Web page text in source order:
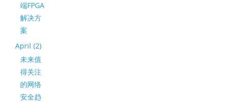
端FPGA
解决方
案
April (2)
未来值
得关注
的网络
安全趋